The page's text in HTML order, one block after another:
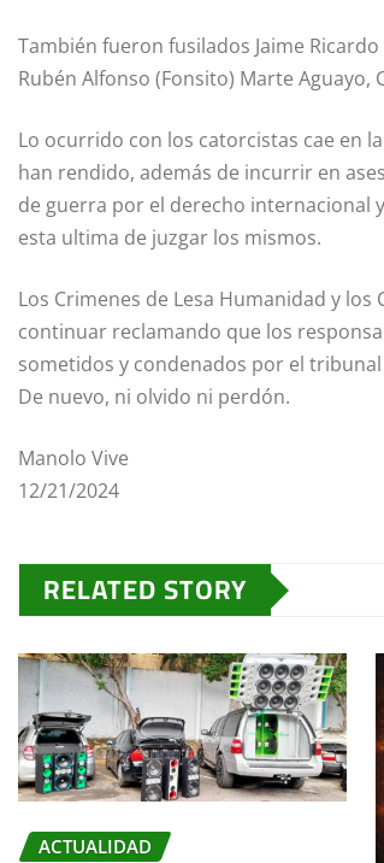
También fueron fusilados Jaime
Rubén Alfonso (Fonsito) Marte Aguayo,
Lo ocurrido con los catorcistas cae en
han rendido, además de incurrir en
de guerra por el derecho internacional
esta ultima de juzgar los mismos.
Los Crimenes de Lesa Humanidad y
continuar reclamando que los
sometidos y condenados por el
De nuevo, ni olvido ni perdón.
Manolo Vive
12/21/2024
RELATED STORY
ACTUALIDAD